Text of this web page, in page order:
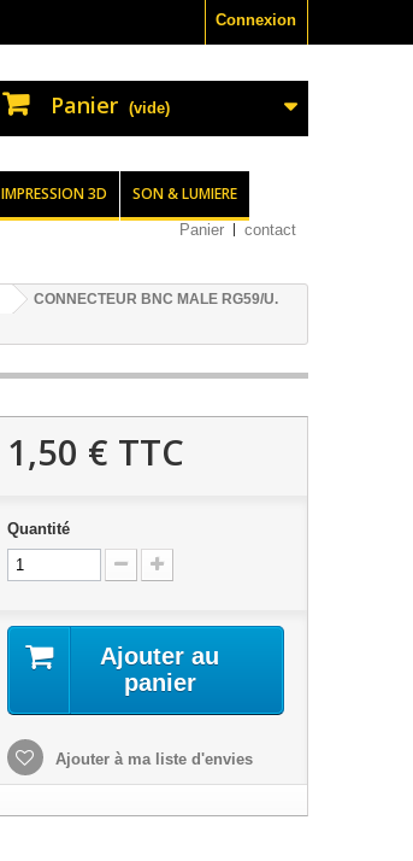
Connexion
Panier (vide)
IMPRESSION 3D SON & LUMIERE
Panier contact
CONNECTEUR BNC MALE RG59/U.
1,50 € TTC
Quantité
Ajouter au
panier
Ajouter à ma liste d'envies